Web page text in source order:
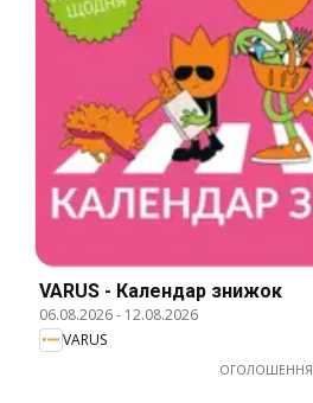
VARUS - Календар знижок
06.08.2026- 12.08.2026
VARUS
ОГОЛОШЕННЯ